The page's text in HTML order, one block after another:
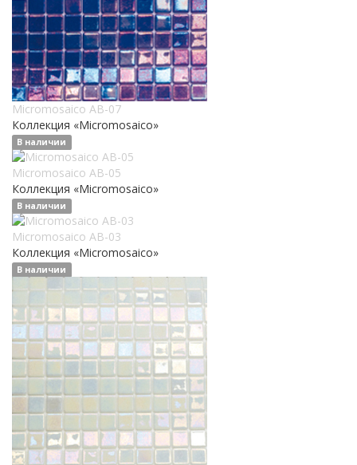
Micromosaico AB-07
Коллекция «Micromosaico»
В наличии
Micromosaico AB-05
Коллекция «Micromosaico»
В наличии
Micromosaico AB-03
Коллекция «Micromosaico»
В наличии